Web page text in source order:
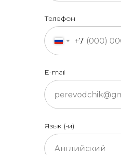
Телефон
+7
E-mail
Язык (-и)